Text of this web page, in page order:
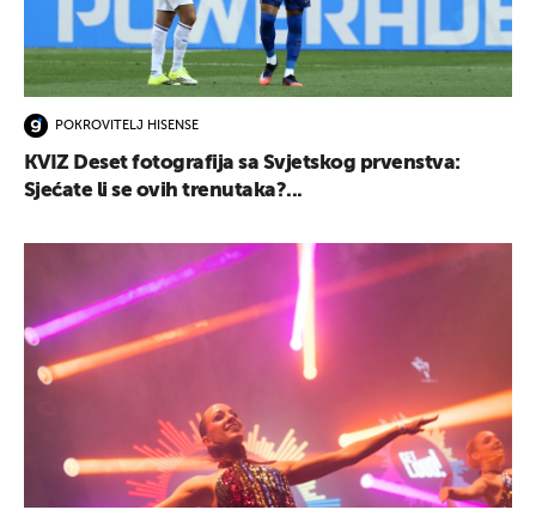
POKROVITELJ HISENSE
KVIZ Deset fotografija sa Svjetskog prvenstva:
Sjećate li se ovih trenutaka?...